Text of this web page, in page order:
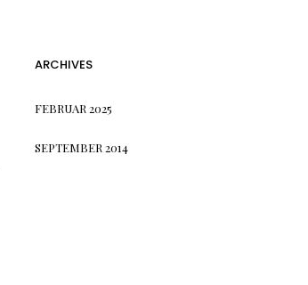
ARCHIVES
FEBRUAR 2025
SEPTEMBER 2014